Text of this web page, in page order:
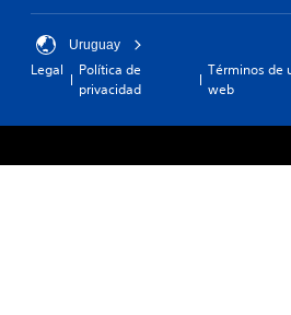
Uruguay
Legal
Política de
privacidad
Términos de
web